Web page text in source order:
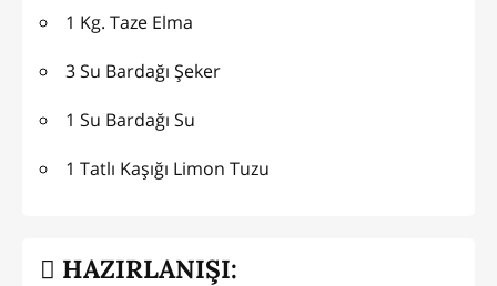
1 Kg. Taze Elma
3 Su Bardağı Şeker
1 Su Bardağı Su
1 Tatlı Kaşığı Limon Tuzu
HAZIRLANIŞI: